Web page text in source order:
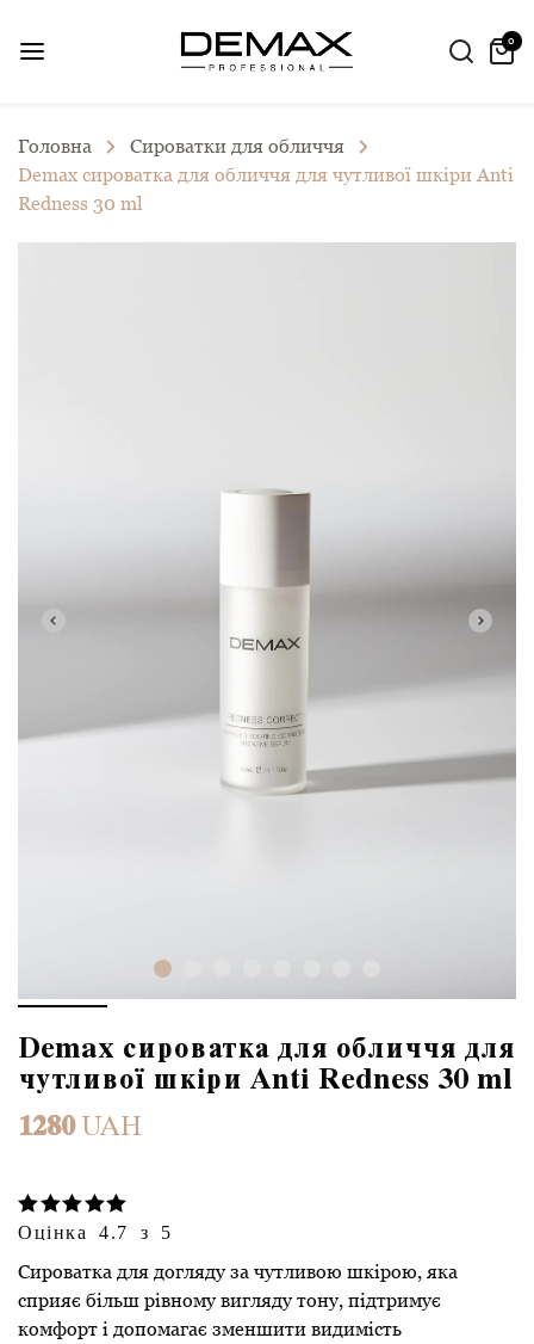
0
Головна
Сироватки для обличчя
Demax сироватка для обличчя для чутливої шкіри Anti
Redness 30 ml
Demax сироватка для обличчя для
чутливої шкіри Anti Redness 30 ml
1280 UAH
Оцінка 4.7 з 5
Сироватка для догляду за чутливою шкірою, яка
сприяє більш рівному вигляду тону, підтримує
комфорт і допомагає зменшити видимість